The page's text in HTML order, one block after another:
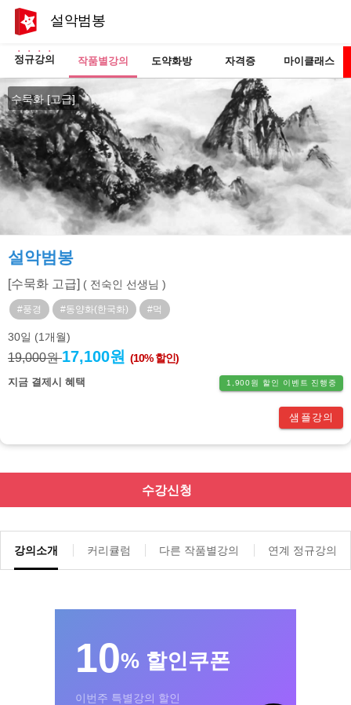
설악범봉
정규강의 작품별강의 도약화방 자격증 마이클래스
수묵화 [고급]
설악범봉
[수묵화 고급] ( 전숙인 선생님 )
#풍경 #동양화(한국화) #먹
30일 (1개월)
19,000원17,100원 (10% 할인)
지금 결제시 혜택 1,900원 할인 이벤트 진행중
샘플강의
수강신청
강의소개 커리큘럼 다른 작품별강의 연계 정규강의
10% 할인쿠폰
이번주 특별강의 할인